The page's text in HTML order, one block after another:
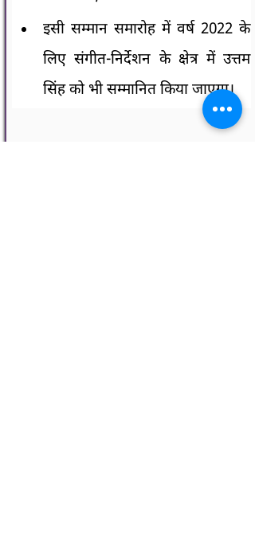
इसी सम्मान समारोह में वर्ष 2022 के
लिए संगीत-निर्देशन के क्षेत्र में उत्तम
सिंह को भी सम्मानित किया जाएगा।